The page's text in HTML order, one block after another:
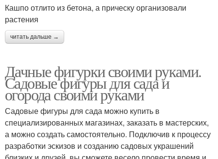
Кашпо отлито из бетона, а прическу организовали
растения
читать дальше →
Дачные фигурки своими руками.
Садовые фигуры для сада и
огорода своими руками
Садовые фигуры для сада можно купить в
специализированных магазинах, заказать в мастерских,
а можно создать самостоятельно. Подключив к процессу
разработки эскизов и созданию садовых украшений